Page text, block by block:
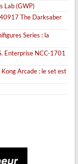
Lab (GWP)
40917 The Darksaber
Series : la
Enterprise NCC-1701
Arcade : le set est